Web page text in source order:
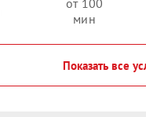
Показать все